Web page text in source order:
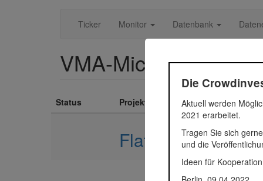
Ticker Monitor Datenbank
VMA-Micro-
Status Projekt
Flats Brigittenau
Die
Aktuell werden
2021 erarbeitet.
Tragen Sie sich
und die
Ideen für